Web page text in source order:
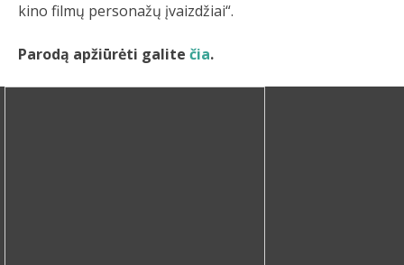
kino filmų personažų įvaizdžiai“.
Parodą apžiūrėti galite čia.